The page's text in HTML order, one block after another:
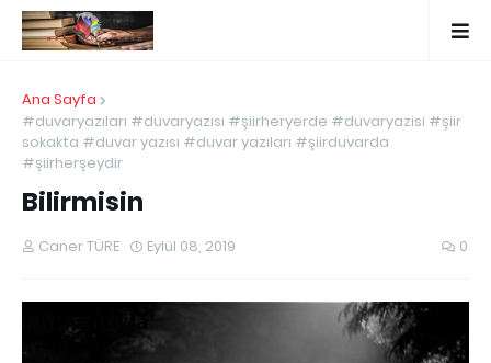
Ana Sayfa
#duvaryazıları #duvaryazısı #şiirheryerde #duvaryazisi #şiir
sokakta #duvar yazısı #duvar yazıları #şiirduvarda
#şiirherşeydir
Bilirmisin
Caner TÜRE Eylül 08, 2019 0